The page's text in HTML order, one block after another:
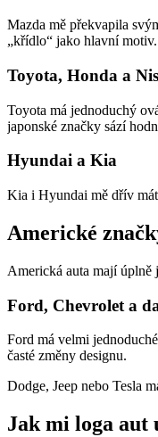
Mazda mě překvapila
„křídlo“ jako hlavní
Toyota, Honda a
Toyota má jednoduchý
japonské značky sází
Hyundai a Kia
Kia i Hyundai mě dřív
Americké
Americká auta mají úplně
Ford, Chevrolet a
Ford má velmi
časté změny designu.
Dodge, Jeep nebo Tesla
Jak mi loga aut